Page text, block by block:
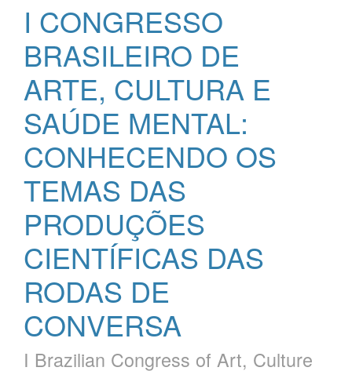
I CONGRESSO
BRASILEIRO DE
ARTE, CULTURA E
SAÚDE MENTAL:
CONHECENDO OS
TEMAS DAS
PRODUÇÕES
CIENTÍFICAS DAS
RODAS DE
CONVERSA
I Brazilian Congress of Art, Culture